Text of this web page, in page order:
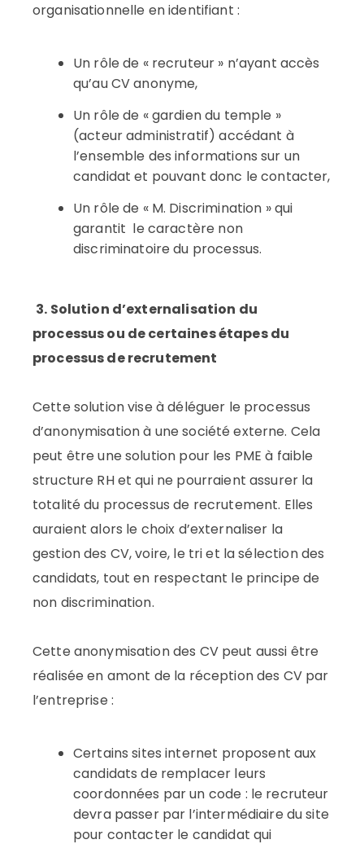
organisationnelle en identifiant :
Un rôle de « recruteur » n’ayant accès
qu’au CV anonyme,
Un rôle de « gardien du temple »
(acteur administratif) accédant à
l’ensemble des informations sur un
candidat et pouvant donc le contacter,
Un rôle de « M. Discrimination » qui
garantit le caractère non
discriminatoire du processus.
3. Solution d’externalisation du
processus ou de certaines étapes du
processus de recrutement
Cette solution vise à déléguer le processus
d’anonymisation à une société externe. Cela
peut être une solution pour les PME à faible
structure RH et qui ne pourraient assurer la
totalité du processus de recrutement. Elles
auraient alors le choix d’externaliser la
gestion des CV, voire, le tri et la sélection des
candidats, tout en respectant le principe de
non discrimination.
Cette anonymisation des CV peut aussi être
réalisée en amont de la réception des CV par
l’entreprise :
Certains sites internet proposent aux
candidats de remplacer leurs
coordonnées par un code : le recruteur
devra passer par l’intermédiaire du site
pour contacter le candidat qui